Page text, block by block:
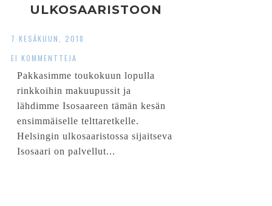
ULKOSAARISTOON
7 KESÄKUUN, 2018
EI KOMMENTTEJA
Pakkasimme toukokuun lopulla
rinkkoihin makuupussit ja
lähdimme Isosaareen tämän kesän
ensimmäiselle telttaretkelle.
Helsingin ulkosaaristossa sijaitseva
Isosaari on palvellut...